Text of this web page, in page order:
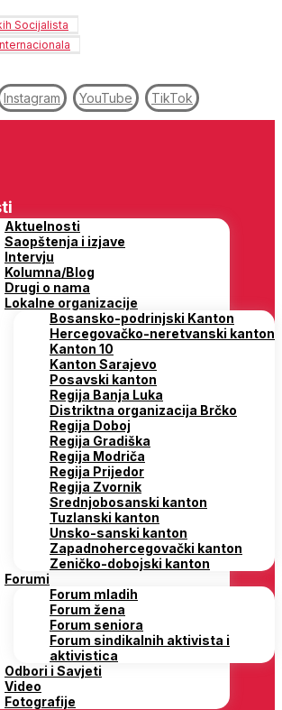
Socijalista
Instagram YouTube TikTok
Aktuelnosti
Saopštenja i izjave
Intervju
Kolumna/Blog
Drugi o nama
Lokalne organizacije
Bosansko-podrinjski Kanton
Hercegovačko-neretvanski kanton
Kanton 10
Kanton Sarajevo
Posavski kanton
Regija Banja Luka
Distriktna organizacija Brčko
Regija Doboj
Regija Gradiška
Regija Modriča
Regija Prijedor
Regija Zvornik
Srednjobosanski kanton
Tuzlanski kanton
Unsko-sanski kanton
Zapadnohercegovački kanton
Zeničko-dobojski kanton
Forumi
Forum mladih
Forum žena
Forum seniora
Forum sindikalnih aktivista i
aktivistica
Odbori i Savjeti
Video
Fotografije